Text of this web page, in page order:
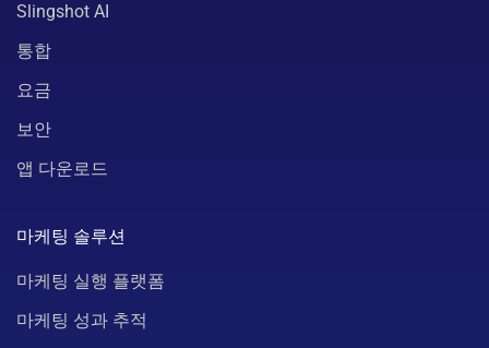
Slingshot AI
통합
요금
보안
앱 다운로드
마케팅 솔루션
마케팅 실행 플랫폼
마케팅 성과 추적